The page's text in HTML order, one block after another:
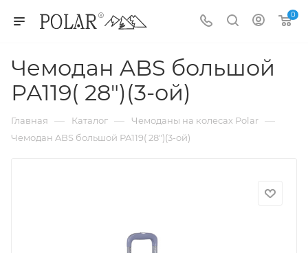
0
Чемодан ABS большой
РА119( 28")(3-ой)
Главная — Каталог — Чемоданы на колесах Polar —
Чемодан ABS большой РА119( 28")(3-ой)